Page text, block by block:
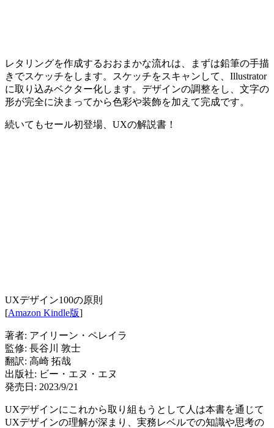
レタリングを作成するおおまかな流れは、まずは鉛筆の手描
きでスケッチをします。スケッチをスキャンして、Illustrator
に取り込みベクター化します。デザインの調整をし、文字の
形が完全に決まってから色彩や装飾を加えて完成です。
続いてもセール初登場、UXの解説書！
UXデザイン100の原則
[Amazon Kindle版]
著者: アイリーン・ペレイラ
監修: 長谷川 敦士
翻訳: 高崎 拓哉
出版社: ビー・エヌ・エヌ
発売日: 2023/9/21
UXデザインにこれから取り組もうとして人は本書を通じて
UXデザインの理解が深まり、実務レベルでの知識や思考の